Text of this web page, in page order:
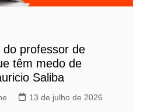
professor de
têm medo de
Saliba
13 de julho de 2026